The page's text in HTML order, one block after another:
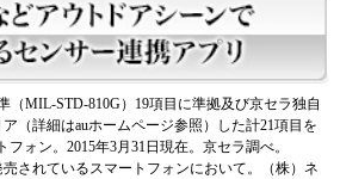
（MIL-STD-810G）19項目に準拠及び京セラ独自
（詳細はauホームページ参照）した計21項目を
フォン。2015年3月31日現在。京セラ調べ。
売されているスマートフォンにおいて。（株）ネ